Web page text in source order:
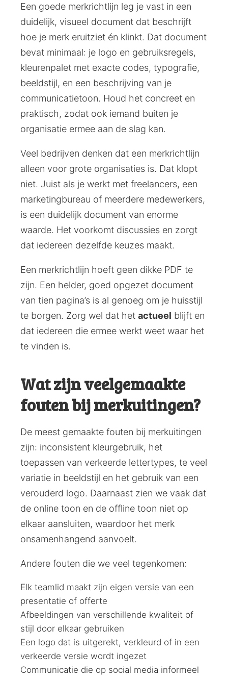
Een goede merkrichtlijn leg je vast in een
duidelijk, visueel document dat beschrijft
hoe je merk eruitziet én klinkt. Dat document
bevat minimaal: je logo en gebruiksregels,
kleurenpalet met exacte codes, typografie,
beeldstijl, en een beschrijving van je
communicatietoon. Houd het concreet en
praktisch, zodat ook iemand buiten je
organisatie ermee aan de slag kan.
Veel bedrijven denken dat een merkrichtlijn
alleen voor grote organisaties is. Dat klopt
niet. Juist als je werkt met freelancers, een
marketingbureau of meerdere medewerkers,
is een duidelijk document van enorme
waarde. Het voorkomt discussies en zorgt
dat iedereen dezelfde keuzes maakt.
Een merkrichtlijn hoeft geen dikke PDF te
zijn. Een helder, goed opgezet document
van tien pagina’s is al genoeg om je huisstijl
te borgen. Zorg wel dat het actueel blijft en
dat iedereen die ermee werkt weet waar het
te vinden is.
Wat zijn veelgemaakte
fouten bij merkuitingen?
De meest gemaakte fouten bij merkuitingen
zijn: inconsistent kleurgebruik, het
toepassen van verkeerde lettertypes, te veel
variatie in beeldstijl en het gebruik van een
verouderd logo. Daarnaast zien we vaak dat
de online toon en de offline toon niet op
elkaar aansluiten, waardoor het merk
onsamenhangend aanvoelt.
Andere fouten die we veel tegenkomen:
Elk teamlid maakt zijn eigen versie van een
presentatie of offerte
Afbeeldingen van verschillende kwaliteit of
stijl door elkaar gebruiken
Een logo dat is uitgerekt, verkleurd of in een
verkeerde versie wordt ingezet
Communicatie die op social media informeel